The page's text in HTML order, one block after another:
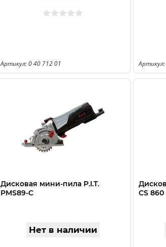
Артикул: 0 40 712 01 Артикул:
Дисковая мини-пила P.I.T.
PMS89-C
Нет в наличии
CS